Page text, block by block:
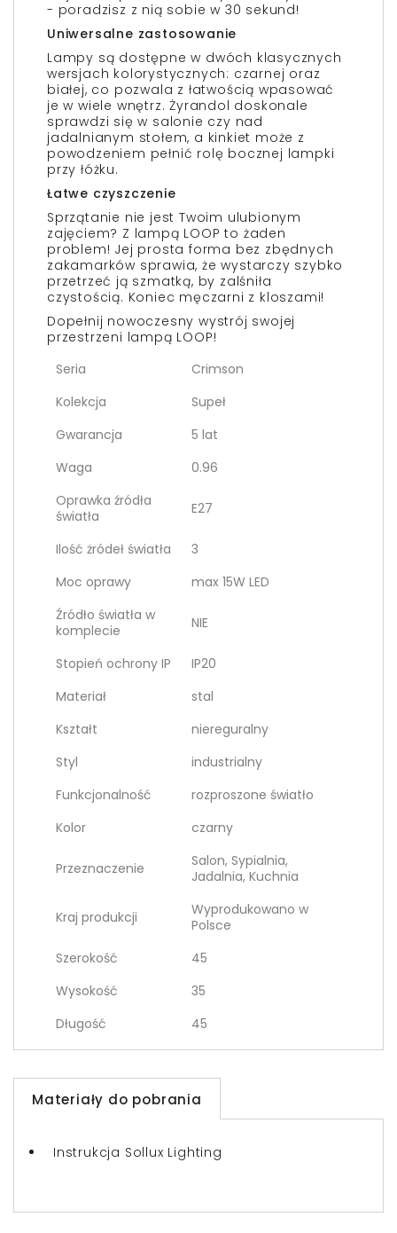
- poradzisz z nią sobie w 30 sekund!
Uniwersalne zastosowanie
Lampy są dostępne w dwóch klasycznych
wersjach kolorystycznych: czarnej oraz
białej, co pozwala z łatwością wpasować
je w wiele wnętrz. Żyrandol doskonale
sprawdzi się w salonie czy nad
jadalnianym stołem, a kinkiet może z
powodzeniem pełnić rolę bocznej lampki
przy łóżku.
Łatwe czyszczenie
Sprzątanie nie jest Twoim ulubionym
zajęciem? Z lampą LOOP to żaden
problem! Jej prosta forma bez zbędnych
zakamarków sprawia, że wystarczy szybko
przetrzeć ją szmatką, by zalśniła
czystością. Koniec męczarni z kloszami!
Dopełnij nowoczesny wystrój swojej
przestrzeni lampą LOOP!
Seria
Crimson
Kolekcja
Supeł
Gwarancja
5 lat
Waga
0.96
Oprawka źródła
światła
E27
Ilość żródeł światła
3
Moc oprawy
max 15W LED
Źródło światła w
komplecie
NIE
Stopień ochrony IP
IP20
Materiał
stal
Kształt
niereguralny
Styl
industrialny
Funkcjonalność
rozproszone światło
Kolor
czarny
Przeznaczenie
Salon, Sypialnia,
Jadalnia, Kuchnia
Kraj produkcji
Wyprodukowano w
Polsce
Szerokość
45
Wysokość
35
Długość
45
Materiały do pobrania
Instrukcja Sollux Lighting